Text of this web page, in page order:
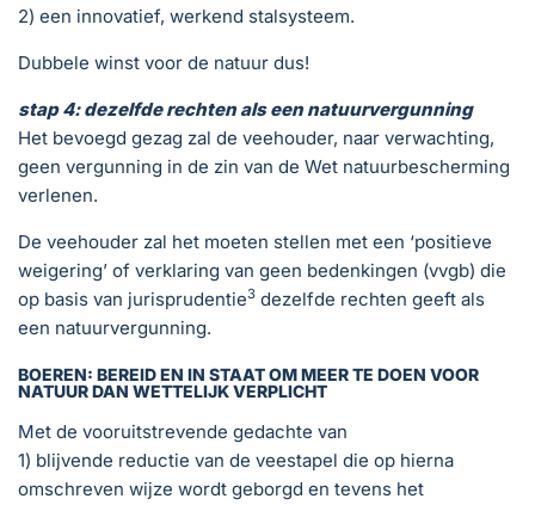
2) een innovatief, werkend stalsysteem.
Dubbele winst voor de natuur dus!
stap 4: dezelfde rechten als een natuurvergunning
Het bevoegd gezag zal de veehouder, naar verwachting,
geen vergunning in de zin van de Wet natuurbescherming
verlenen.
De veehouder zal het moeten stellen met een ‘positieve
weigering’ of verklaring van geen bedenkingen (vvgb) die
op basis van jurisprudentie3 dezelfde rechten geeft als
een natuurvergunning.
BOEREN: BEREID EN IN STAAT OM MEER TE DOEN VOOR
NATUUR DAN WETTELIJK VERPLICHT
Met de vooruitstrevende gedachte van
1) blijvende reductie van de veestapel die op hierna
omschreven wijze wordt geborgd en tevens het